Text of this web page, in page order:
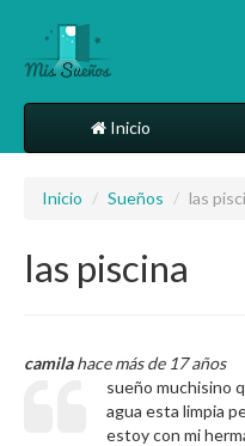
Inicio
Más
Inicio / Sueños / las
las piscina
camilahace más de 17 años
sueño muchisino
agua esta limpia
estoy con mi